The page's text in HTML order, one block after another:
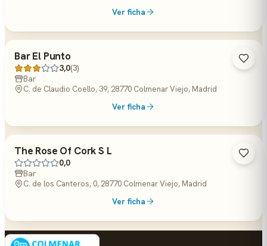
Ver ficha
Bar El Punto
3,0(3)
Bar
C. de Claudio Coello, 39, 28770 Colmenar Viejo, Madrid
Ver ficha
The Rose Of Cork S L
0,0
Bar
C. de los Canteros, 0, 28770 Colmenar Viejo, Madrid
Ver ficha